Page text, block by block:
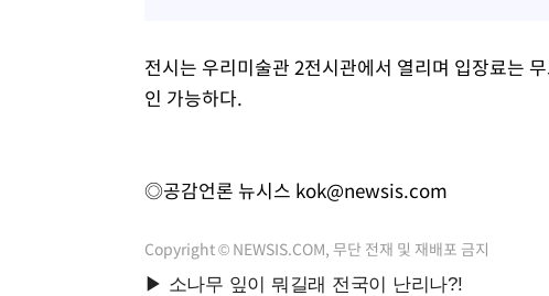
전시는 우리미술관 2전시관에서 열리며 입장료는
인 가능하다.
◎공감언론 뉴시스 kok@newsis.com
Copyright © NEWSIS.COM, 무단 전재 및 재배포 금지